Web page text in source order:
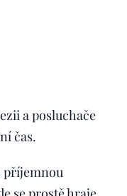
a posluchače
čas.
příjemnou